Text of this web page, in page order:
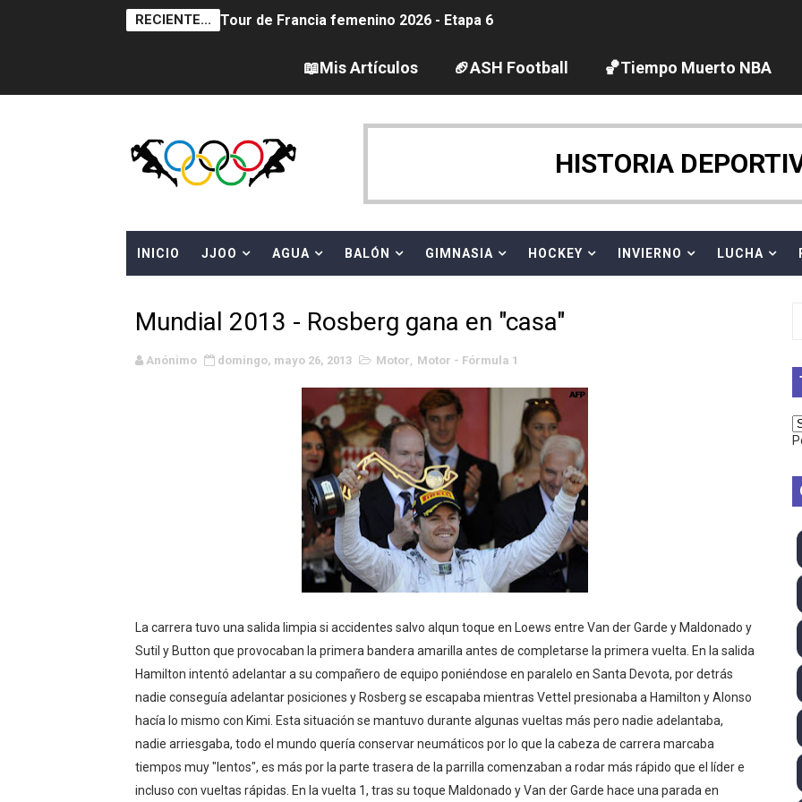
RECIENTE... Tour de Francia femenino 2026 - Etapa 6
Women's Pro Baseball League 2026
Campeonato de Europa en aguas abiertas 2026 (París, Francia) - Dobletes de
Campeonato de Europa de pentatlón moderno 2026 (Estambul, Turquía)
Campeonato de Europa de natación artística 2026 (París, Francia) - España domina
Canadá Open 2026
WWE NXT - Myles Borne y Tavion Heights ponen fin al reinado por parejas de The
Canadian Football League 2026 - Week 10
EFA y AFLE 2026 - Regular season
Grandes éxitos por fin para Chelsea Green, Chad Gable y Baron Corbin en SummerSlam
Campeonato de Europa de MTB 2026 (Monteceneri, Suiza) - Charlie Aldridge y Sina
Campeonato de Europa de remo 2026 (Varese, Italia) - Rumanía, Alemania y Gran
Mundial de lacrosse femenino 2026 (Tokio, Japón) - Estados Unidos invencibles, ya
Máxima celebración en el último Impact! con Jason Hotch como nuevo TNA
Mundial de esgrima 2026 (Hong Kong) - La delegación italiana arrasa con 4 oros y 4
Raquel Rodriguez es la nueva monarca Intercontinental, su primer título individual en
📖Mis Artículos 🏈ASH Football 🏀Tiempo Muerto NBA
HISTORIA
INICIO JJOO AGUA BALÓN GIMNASIA HOCKEY INVIERNO LUCHA
Mundial 2013 - Rosberg gana en "casa"
Anónimo domingo, mayo 26, 2013 Motor, Motor - Fórmula 1
La carrera tuvo una salida limpia si accidentes salvo alqun toque en Loews entre Van der Garde y Maldonado y
Sutil y Button que provocaban la primera bandera amarilla antes de completarse la primera vuelta. En la salida
Hamilton intentó adelantar a su compañero de equipo poniéndose en paralelo en Santa Devota, por detrás
nadie conseguía adelantar posiciones y Rosberg se escapaba mientras Vettel presionaba a Hamilton y Alonso
hacía lo mismo con Kimi. Esta situación se mantuvo durante algunas vueltas más pero nadie adelantaba,
nadie arriesgaba, todo el mundo quería conservar neumáticos por lo que la cabeza de carrera marcaba
tiempos muy "lentos", es más por la parte trasera de la parrilla comenzaban a rodar más rápido que el líder e
incluso con vueltas rápidas. En la vuelta 1, tras su toque Maldonado y Van der Garde hace una parada en